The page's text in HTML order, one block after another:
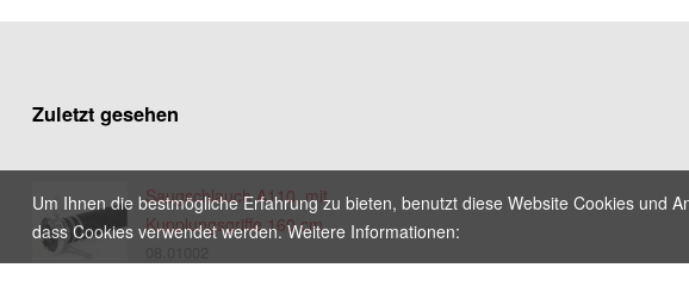
Zuletzt gesehen
Saugschlauch A110, mit
Kupplungsgriffe 160 cm
Um Ihnen die bestmögliche Erfahrung zu bieten, benutzt diese Website Cookies und
dass Cookies verwendet werden. Weitere Informationen: